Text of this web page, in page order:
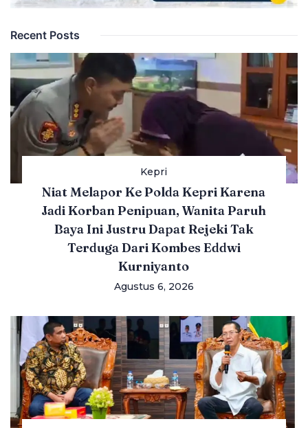
Recent Posts
Kepri
Niat Melapor Ke Polda Kepri Karena
Jadi Korban Penipuan, Wanita Paruh
Baya Ini Justru Dapat Rejeki Tak
Terduga Dari Kombes Eddwi
Kurniyanto
Agustus 6, 2026